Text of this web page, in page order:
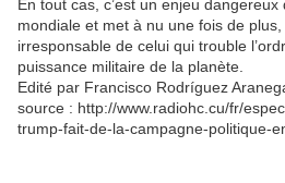
En tout cas, c’est un enjeu
mondiale et met à nu une fois de
irresponsable de celui qui trouble
puissance militaire de la planète.
Edité par Francisco Rodríguez
source : http://www.radiohc.cu/fr/
trump-fait-de-la-campagne-politique-